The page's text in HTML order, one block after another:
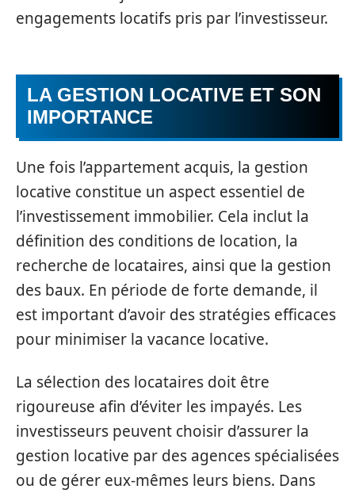
engagements locatifs pris par l’investisseur.
LA GESTION LOCATIVE ET SON
IMPORTANCE
Une fois l’appartement acquis, la gestion
locative constitue un aspect essentiel de
l’investissement immobilier. Cela inclut la
définition des conditions de location, la
recherche de locataires, ainsi que la gestion
des baux. En période de forte demande, il
est important d’avoir des stratégies efficaces
pour minimiser la vacance locative.
La sélection des locataires doit être
rigoureuse afin d’éviter les impayés. Les
investisseurs peuvent choisir d’assurer la
gestion locative par des agences spécialisées
ou de gérer eux-mêmes leurs biens. Dans